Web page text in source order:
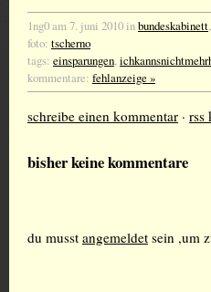
1ng0 am 7. juni 2010 inbundeskabinett,
foto: tscherno
tags: einsparungen,
kommentare: fehlanzeige »
schreibe einen kommentar · rss
bisher keine kommentare
du musst angemeldet sein ,um